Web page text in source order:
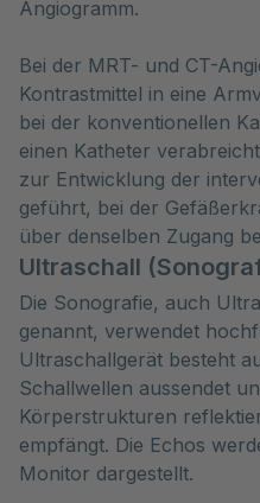
Angiogramm.
Bei der MRT- und CT-
Kontrastmittel in eine
bei der konventionellen
einen Katheter
zur Entwicklung der
geführt, bei der
über denselben Zugang
Ultraschall
Die Sonografie, auch
genannt, verwendet
Ultraschallgerät besteht
Schallwellen aussendet
Körperstrukturen
empfängt. Die Echos
Monitor dargestellt.